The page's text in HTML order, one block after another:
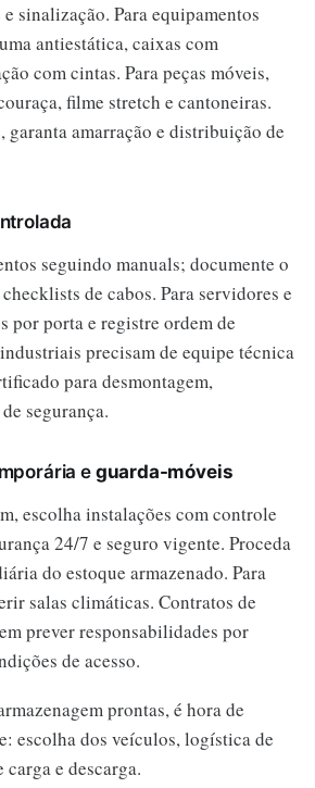
sinalização. Para equipamentos
antiestática, caixas com
com cintas. Para peças móveis,
filme stretch e cantoneiras.
garanta amarração e distribuição de
seguindo manuals; documente o
de cabos. Para servidores e
por porta e registre ordem de
precisam de equipe técnica
para desmontagem,
segurança.
e guarda-móveis
escolha instalações com controle
24/7 e seguro vigente. Proceda
do estoque armazenado. Para
salas climáticas. Contratos de
prever responsabilidades por
de acesso.
prontas, é hora de
escolha dos veículos, logística de
carga e descarga.